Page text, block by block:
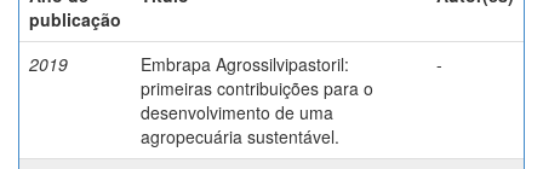
publicação
2019
Embrapa Agrossilvipastoril:
primeiras contribuições para o
desenvolvimento de uma
agropecuária sustentável.
-